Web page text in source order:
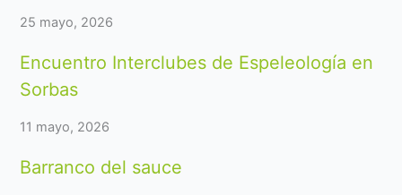
25 mayo, 2026
Encuentro Interclubes de Espeleología en
Sorbas
11 mayo, 2026
Barranco del sauce